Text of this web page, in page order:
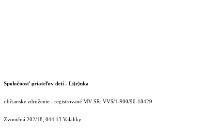
Spoločnosť priateľov detí - Li(e)nka
občianske združenie - registrované MV SR: VVS/1-900/90-18429
Zvoničná 202/18, 044 13 Valaliky